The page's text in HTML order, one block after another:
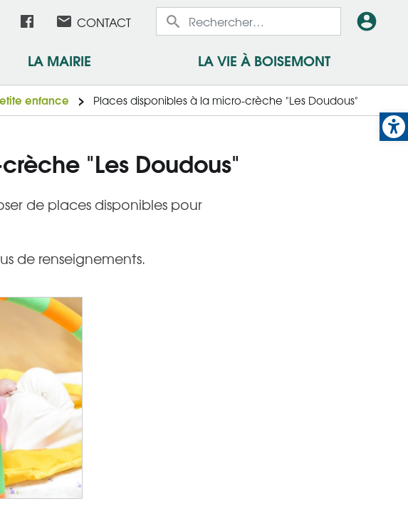
En-
-
Réseaux
sociaux
CONTACT
LA MAIRIE LA VIE À BOISEMONT
enfance Places disponibles à la micro-crèche "Les Doudous"
"Les Doudous"
de places disponibles pour
de renseignements.